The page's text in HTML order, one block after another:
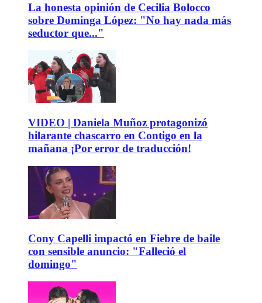
La honesta opinión de Cecilia Bolocco
sobre Dominga López: "No hay nada más
seductor que..."
VIDEO | Daniela Muñoz protagonizó
hilarante chascarro en Contigo en la
mañana ¡Por error de traducción!
Cony Capelli impactó en Fiebre de baile
con sensible anuncio: "Falleció el
domingo"